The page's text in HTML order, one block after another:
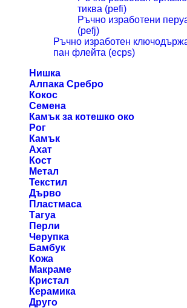
тиква (pefi)
Ръчно изработени
(pefj)
Ръчно изработен
пан флейта (ecps)
Нишка
Алпака Сребро
Кокос
Семена
Камък за котешко око
Рог
Камък
Ахат
Кост
Метал
Текстил
Дърво
Пластмаса
Тагуа
Перли
Черупка
Бамбук
Кожа
Макраме
Кристал
Керамика
Друго